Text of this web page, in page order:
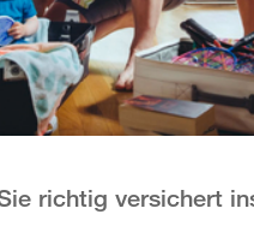
richtig versichert